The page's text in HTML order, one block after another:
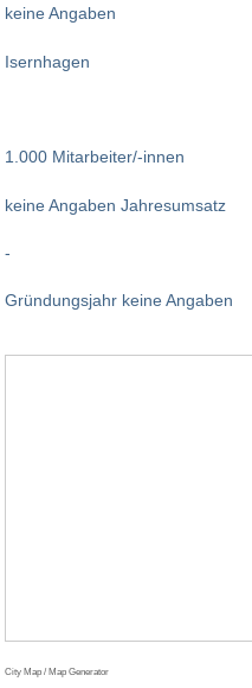
keine Angaben
Isernhagen
1.000 Mitarbeiter/-innen
keine Angaben Jahresumsatz
-
Gründungsjahr keine Angaben
City Map / Map Generator